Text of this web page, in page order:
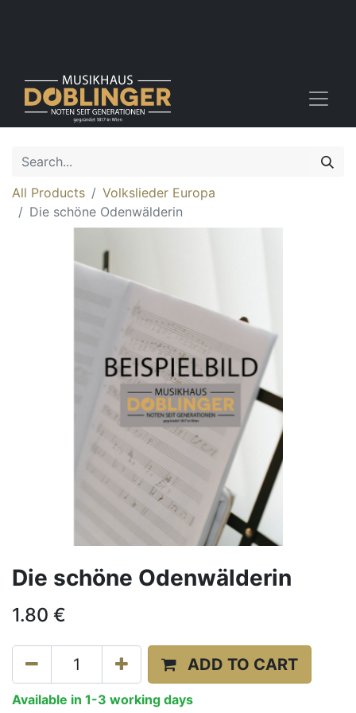
All Products
Volkslieder Europa
Die schöne Odenwälderin
Die schöne Odenwälderin
1.80 €
ADD TO CART
Available in 1-3 working days